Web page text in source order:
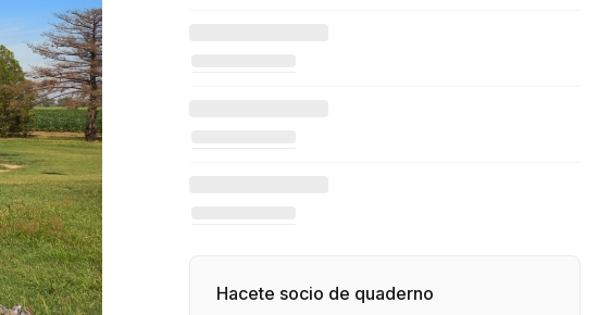
Hacete socio de quaderno